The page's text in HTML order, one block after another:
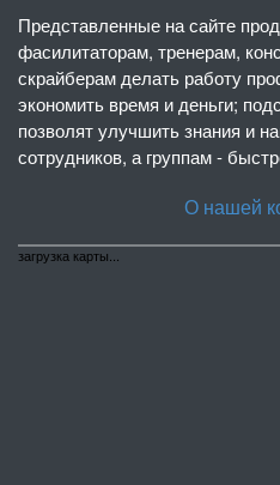
загрузка карты...
Представленные на сайте
фасилитаторам, тренерам,
скрайберам делать работу
экономить время и деньги;
позволят улучшить знания и
сотрудников, а группам -
О нашей